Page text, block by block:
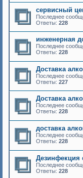
сервисный
Последнее
Ответы: 228
инженерная
Последнее
Ответы: 228
Доставка
Последнее
Ответы: 227
Доставка
Последнее
Ответы: 228
доставка
Последнее
Ответы: 228
Дезинфекция
Последнее
Ответы: 228